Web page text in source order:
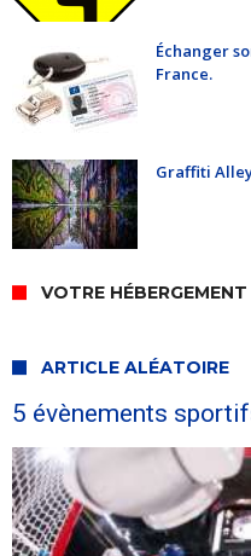
Échanger
France.
Graffiti
VOTRE
ARTICLE ALÉATOIRE
5 évènements